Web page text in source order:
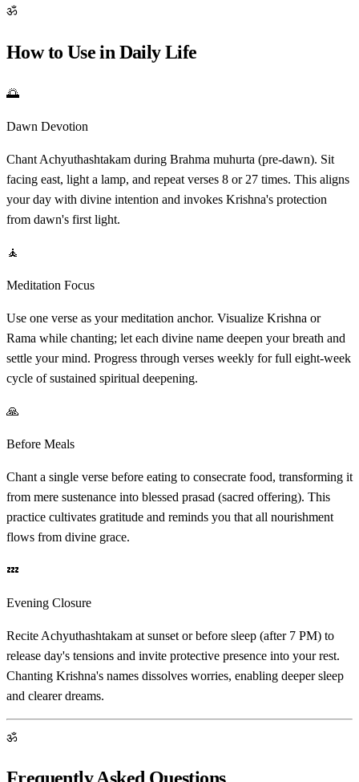
ॐ
How to Use in Daily Life
🌅
Dawn Devotion
Chant Achyuthashtakam during Brahma muhurta (pre-dawn). Sit
facing east, light a lamp, and repeat verses 8 or 27 times. This aligns
your day with divine intention and invokes Krishna's protection
from dawn's first light.
🧘
Meditation Focus
Use one verse as your meditation anchor. Visualize Krishna or
Rama while chanting; let each divine name deepen your breath and
settle your mind. Progress through verses weekly for full eight-week
cycle of sustained spiritual deepening.
🙏
Before Meals
Chant a single verse before eating to consecrate food, transforming it
from mere sustenance into blessed prasad (sacred offering). This
practice cultivates gratitude and reminds you that all nourishment
flows from divine grace.
💤
Evening Closure
Recite Achyuthashtakam at sunset or before sleep (after 7 PM) to
release day's tensions and invite protective presence into your rest.
Chanting Krishna's names dissolves worries, enabling deeper sleep
and clearer dreams.
ॐ